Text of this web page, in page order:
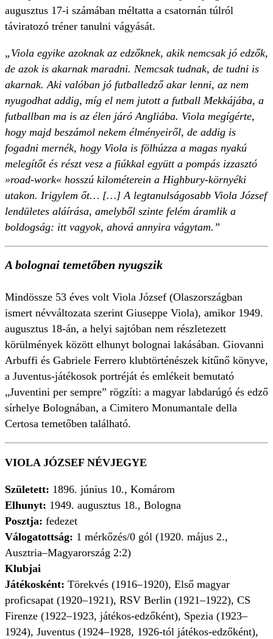
augusztus 17-i számában méltatta a csatornán túlról
táviratozó tréner tanulni vágyását.
„Viola egyike azoknak az edzőknek, akik nemcsak jó edzők,
de azok is akarnak maradni. Nemcsak tudnak, de tudni is
akarnak. Aki valóban jó futballedző akar lenni, az nem
nyugodhat addig, míg el nem jutott a futball Mekkájába, a
futballban ma is az élen járó Angliába. Viola megígérte,
hogy majd beszámol nekem élményeiről, de addig is
fogadni mernék, hogy Viola is fölhúzza a magas nyakú
melegítőt és részt vesz a fiúkkal együtt a pompás izzasztó
»road-work« hosszú kilométerein a Highbury-környéki
utakon. Irigylem őt… […] A legtanulságosabb Viola József
lendületes aláírása, amelyből szinte felém áramlik a
boldogság: itt vagyok, ahová annyira vágytam.”
A bolognai temetőben nyugszik
Mindössze 53 éves volt Viola József (Olaszországban
ismert névváltozata szerint Giuseppe Viola), amikor 1949.
augusztus 18-án, a helyi sajtóban nem részletezett
körülmények között elhunyt bolognai lakásában. Giovanni
Arbuffi és Gabriele Ferrero klubtörténészek kitűnő könyve,
a Juventus-játékosok portréját és emlékeit bemutató
„Juventini per sempre” rögzíti: a magyar labdarúgó és edző
sírhelye Bolognában, a Cimitero Monumantale della
Certosa temetőben található.
VIOLA JÓZSEF NÉVJEGYE
Született: 1896. június 10., Komárom
Elhunyt: 1949. augusztus 18., Bologna
Posztja: fedezet
Válogatottság: 1 mérkőzés/0 gól (1920. május 2.,
Ausztria–Magyarország 2:2)
Klubjai
Játékosként: Törekvés (1916–1920), Első magyar
proficsapat (1920–1921), RSV Berlin (1921–1922), CS
Firenze (1922–1923, játékos-edzőként), Spezia (1923–
1924), Juventus (1924–1928, 1926-tól játékos-edzőként),